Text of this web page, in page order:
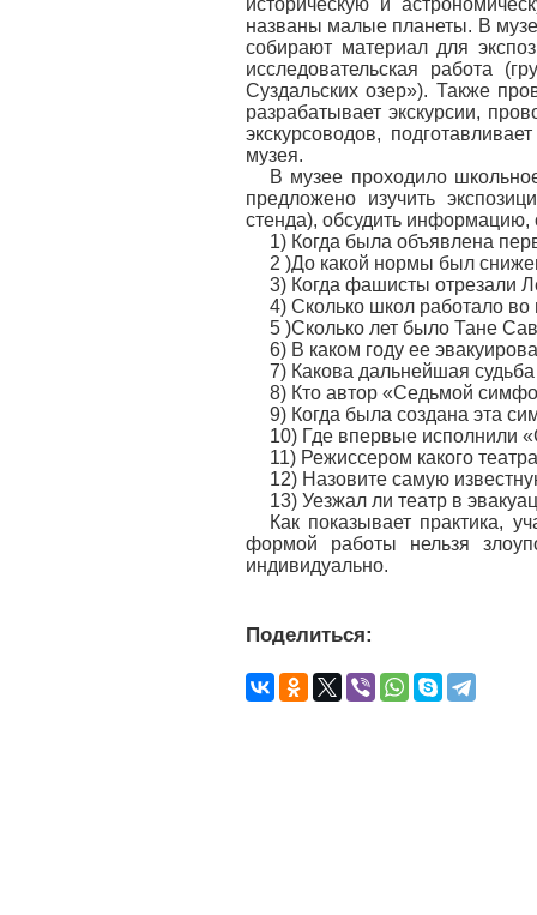
историческую и
названы малые планеты. В
собирают материал для
исследовательская работа
Суздальских озер»). Также
разрабатывает экскурсии,
экскурсоводов,
музея.
В музее проходило
предложено изучить
стенда), обсудить информацию,
1) Когда была объявлена
2 )До какой нормы был
3) Когда фашисты отрезали
4) Сколько школ работало
5 )Сколько лет было Тане
6) В каком году ее
7) Какова дальнейшая
8) Кто автор «Седьмой
9) Когда была создана эта
10) Где впервые исполнили
11) Режиссером какого
12) Назовите самую
13) Уезжал ли театр в
Как показывает практика,
формой работы нельзя
индивидуально.
Поделиться: